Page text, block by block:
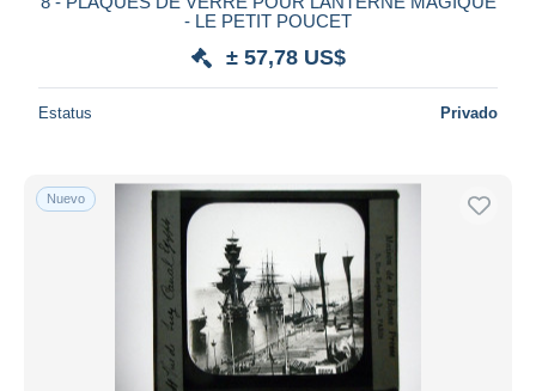
- LE PETIT POUCET
± 57,78 US$
Estatus Privado
Nuevo